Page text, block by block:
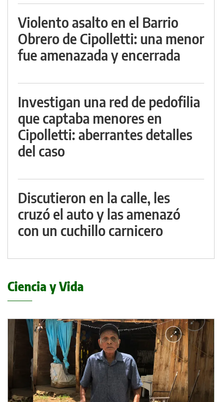
Violento asalto en el Barrio
Obrero de Cipolletti: una menor
fue amenazada y encerrada
Investigan una red de pedofilia
que captaba menores en
Cipolletti: aberrantes detalles
del caso
Discutieron en la calle, les
cruzó el auto y las amenazó
con un cuchillo carnicero
Ciencia y Vida